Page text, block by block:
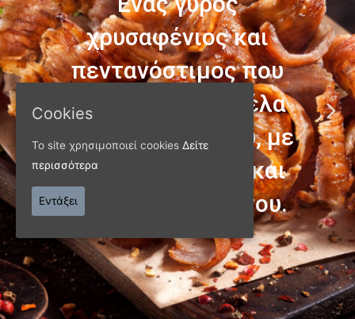
ΠΑΝΩ ΑΠΟ 40 ΧΡΟΝΙΑ
Παράγουμε προϊόντα
ποιότητας
Cookies
Το site χρησιμοποιεί cookies Δείτε
περισσότερα
Εντάξει